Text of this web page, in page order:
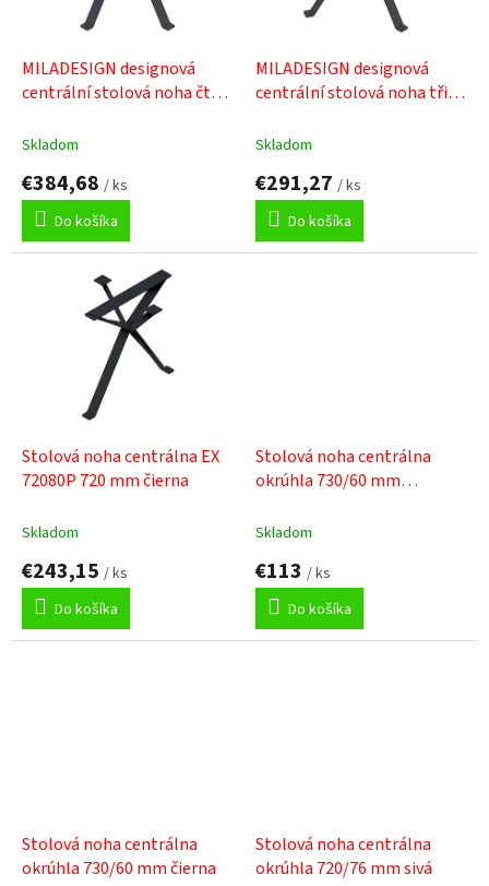
MILADESIGN designová
centrální stolová noha čtyři
Skladom
€384,68 / ks
Do košíka
MILADESIGN designová
centrální stolová noha tři
Skladom
€291,27 / ks
Do košíka
Stolová noha centrálna EX
72080P 720 mm čierna
Skladom
€243,15 / ks
Do košíka
Stolová noha centrálna
okrúhla 730/60 mm
Skladom
€113 / ks
Do košíka
Stolová noha centrálna
okrúhla 730/60 mm čierna
Stolová noha centrálna
okrúhla 720/76 mm sivá